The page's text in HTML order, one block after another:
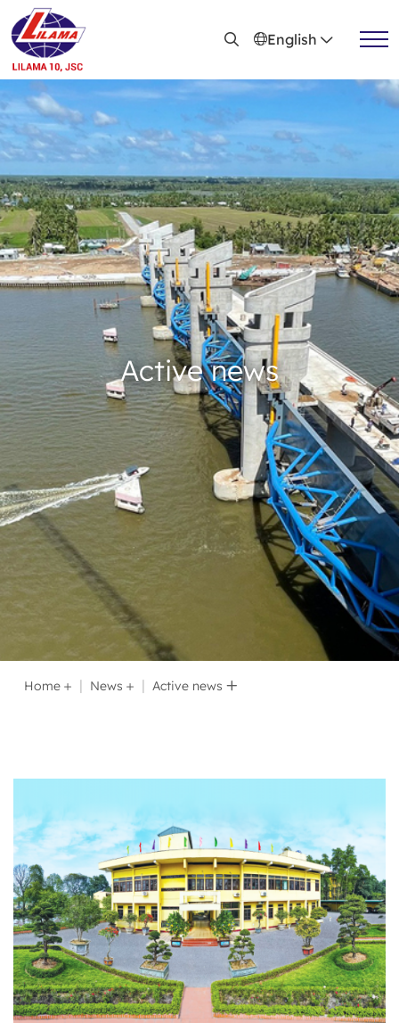
Skip to main content
English
Active news
Recruitment
Active news
Home News Active news